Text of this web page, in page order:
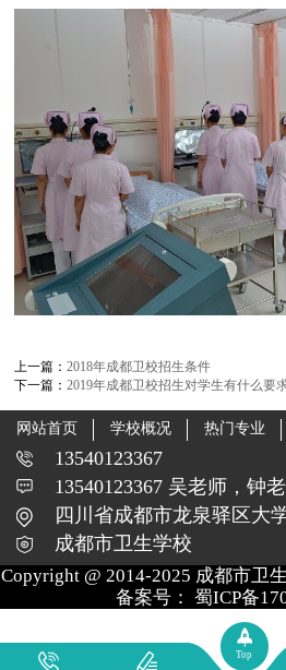
上一篇：2018年成都卫校招生条件
下一篇：2019年成都卫校招生对学生有什么要
网站首页 学校概况 热门专业
13540123367
13540123367 吴老师，钟
四川省成都市龙泉驿区大
成都市卫生学校
Copyright @ 2014-2025 成都市卫
备案号： 蜀ICP备
Top